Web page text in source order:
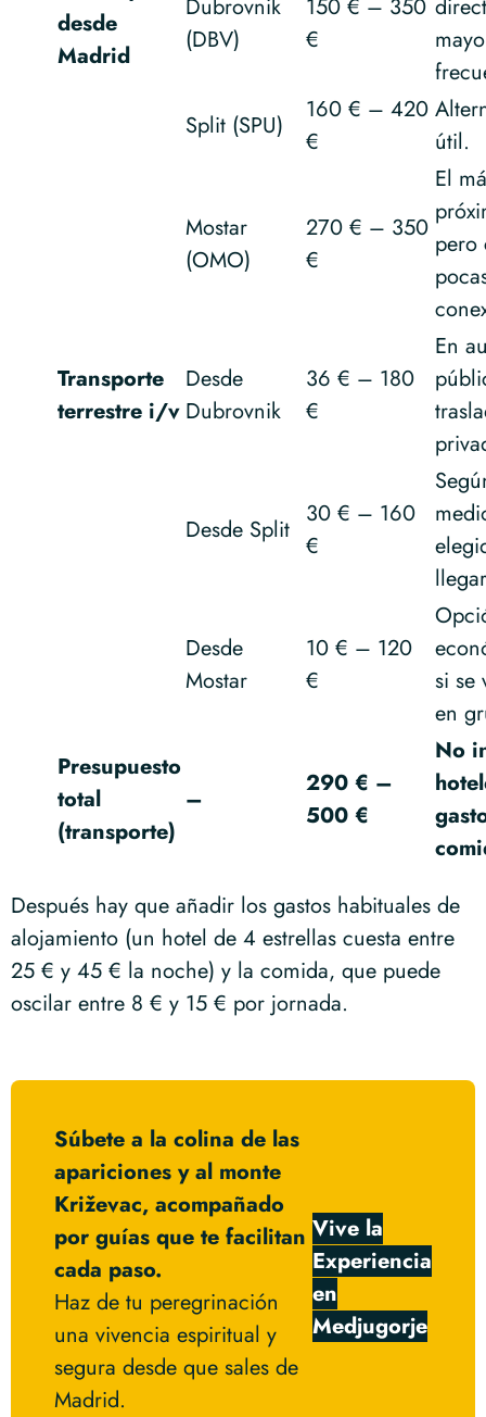
desde
Madrid
Dubrovnik
(DBV)
150 € – 350
€
Split (SPU)
160 € – 420
€
útil.
Mostar
(OMO)
270 € – 350
€
El
pero
Transporte
terrestre i/v
Desde
Dubrovnik
36 € – 180
€
En
Desde Split
30 € – 160
€
Desde
Mostar
10 € – 120
€
si se
en
Presupuesto
total
(transporte)
–
290 € –
500 €
No
Después hay que añadir los gastos habituales de
alojamiento (un hotel de 4 estrellas cuesta entre
25 € y 45 € la noche) y la comida, que puede
oscilar entre 8 € y 15 € por jornada.
Súbete a la colina de las
apariciones y al monte
Križevac, acompañado
por guías que te facilitan
cada paso.
Haz de tu peregrinación
una vivencia espiritual y
segura desde que sales de
Madrid.
Vive la
Experiencia
en
Medjugorje